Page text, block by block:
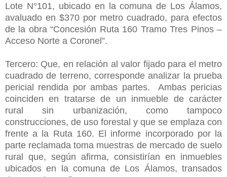
Lote N°101, ubicado en la comuna de Los Álamos,
avaluado en $370 por metro cuadrado, para efectos
de la obra “Concesión Ruta 160 Tramo Tres Pinos –
Acceso Norte a Coronel”.
Tercero: Que, en relación al valor fijado para el metro
cuadrado de terreno, corresponde analizar la prueba
pericial rendida por ambas partes. Ambas pericias
coinciden en tratarse de un inmueble de carácter
rural sin urbanización, como tampoco
construcciones, de uso forestal y que se emplaza con
frente a la Ruta 160. El informe incorporado por la
parte reclamada toma muestras de mercado de suelo
rural que, según afirma, consistirían en inmuebles
ubicados en la comuna de Los Álamos, transados